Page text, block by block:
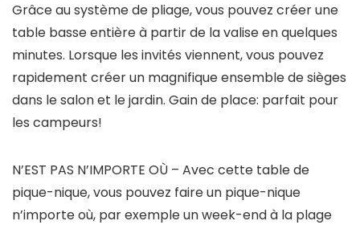
Grâce au système de pliage, vous pouvez créer une
table basse entière à partir de la valise en quelques
minutes. Lorsque les invités viennent, vous pouvez
rapidement créer un magnifique ensemble de sièges
dans le salon et le jardin. Gain de place: parfait pour
les campeurs!
N’EST PAS N’IMPORTE OÙ – Avec cette table de
pique-nique, vous pouvez faire un pique-nique
n’importe où, par exemple un week-end à la plage